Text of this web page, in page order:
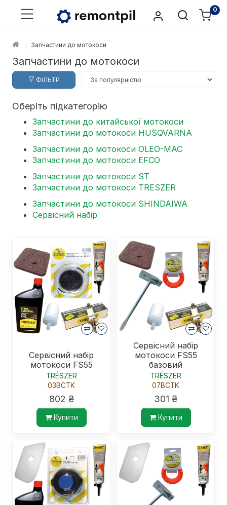
0
Запчастини до мотокоси
Запчастини до мотокоси
ФІЛЬТР
Оберіть підкатегорію
Запчастини до китайської мотокоси
Запчастини до мотокоси HUSQVARNA
Запчастини до мотокоси OLEO-MAC
Запчастини до мотокоси EFCO
Запчастини до мотокоси ST
Запчастини до мотокоси TRESZER
Запчастини до мотокоси SHINDAIWA
Сервісний набір
Сервісний набір
мотокоси FS55
TRÉSZER
03BCTK
802 ₴
Купити
Сервісний набір
мотокоси FS55
базовий
TRÉSZER
07BCTK
301 ₴
Купити